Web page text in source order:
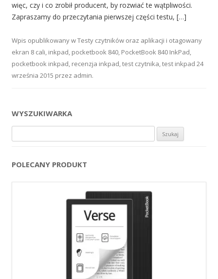
więc, czy i co zrobił producent, by rozwiać te wątpliwości.
Zapraszamy do przeczytania pierwszej części testu, […]
Wpis opublikowany wTesty czytników oraz aplikacji i otagowany
ekran 8 cali, inkpad, pocketbook 840, PocketBook 840 InkPad,
pocketbook inkpad, recenzja inkpad,test czytnika,test inkpad 24
września 2015 przez admin.
WYSZUKIWARKA
POLECANY PRODUKT